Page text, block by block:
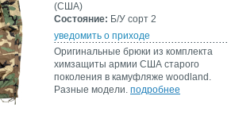
(США)
Состояние: Б/У сорт 2
уведомить о приходе
Оригинальные брюки из комплекта
химзащиты армии США старого
поколения в камуфляже woodland.
Разные модели. подробнее